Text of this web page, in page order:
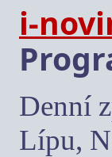
i-
Denní
Lípu,